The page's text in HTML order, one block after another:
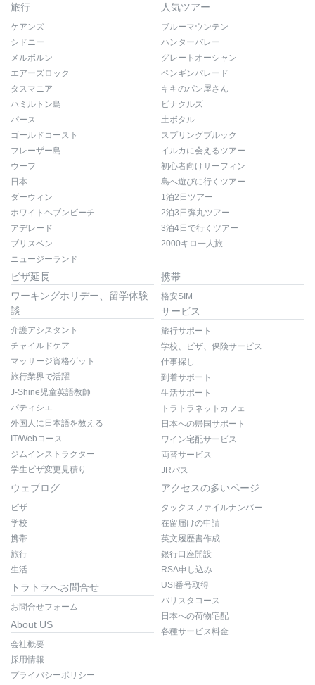
旅行
ケアンズ
シドニー
メルボルン
エアーズロック
タスマニア
ハミルトン島
パース
ゴールドコースト
フレーザー島
ウーフ
日本
ダーウィン
ホワイトヘブンビーチ
アデレード
ブリスベン
ニュージーランド
人気ツアー
ブルーマウンテン
ハンターバレー
グレートオーシャン
ペンギンパレード
キキのパン屋さん
ピナクルズ
土ボタル
スプリングブルック
イルカに会えるツアー
初心者向けサーフィン
島へ遊びに行くツアー
1泊2日ツアー
2泊3日弾丸ツアー
3泊4日で行くツアー
2000キロ一人旅
ビザ延長
ワーキングホリデー、留学体験
談
介護アシスタント
チャイルドケア
マッサージ資格ゲット
旅行業界で活躍
J-Shine児童英語教師
パティシエ
外国人に日本語を教える
IT/Webコース
ジムインストラクター
学生ビザ変更見積り
携帯
格安SIM
サービス
旅行サポート
学校、ビザ、保険サービス
仕事探し
到着サポート
生活サポート
トラトラネットカフェ
日本への帰国サポート
ワイン宅配サービス
両替サービス
JRパス
ウェブログ
ビザ
学校
携帯
旅行
生活
トラトラへお問合せ
お問合せフォーム
About US
会社概要
採用情報
プライバシーポリシー
アクセスの多いページ
タックスファイルナンバー
在留届けの申請
英文履歴書作成
銀行口座開設
RSA申し込み
USI番号取得
バリスタコース
日本への荷物宅配
各種サービス料金